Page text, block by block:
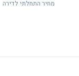
מחיר התחלתי לדירה